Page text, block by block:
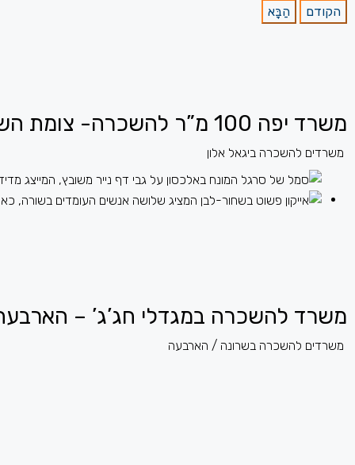
הקודם הַבָּא
משרד יפה 100 מ”ר להשכרה- צומת השלום
משרדים להשכרה ביגאל אלון
משרד להשכרה במגדלי חג’ג’ – הארבעה 366
משרדים להשכרה בשרונה / הארבעה